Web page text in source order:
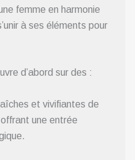
femme en harmonie
à ses éléments pour
d’abord sur des :
et vivifiantes de
une entrée